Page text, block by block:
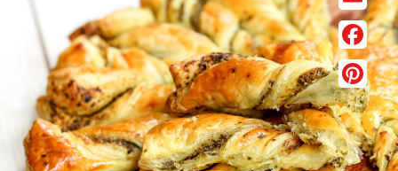
Nous utilisons des cookies pour nous assurer du bon
fonctionnement de notre site et à des fins analytiques. Vous
pouvez changer d'avis à tout moment en cliquant sur l'icône
présente sur chaque page de notre site. En autorisant ces
services tiers, vous acceptez le dépôt et la lecture de
cookies et l'utilisation de technologies de suivi nécessaires
à leur bon fonctionnement.
Charte de confidentialité